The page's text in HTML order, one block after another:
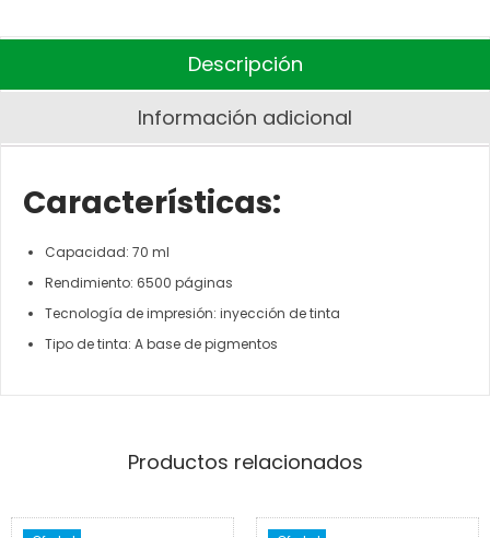
Descripción
Información adicional
Características:
Capacidad: 70 ml
Rendimiento: 6500 páginas
Tecnología de impresión: inyección de tinta
Tipo de tinta: A base de pigmentos
Productos relacionados